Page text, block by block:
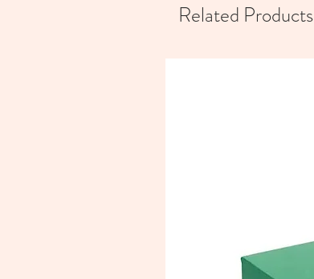
Related Products